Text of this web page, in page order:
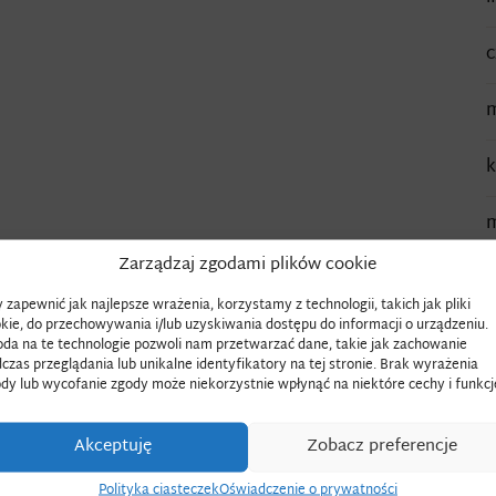
Zarządzaj zgodami plików cookie
zapewnić jak najlepsze wrażenia, korzystamy z technologii, takich jak pliki
do przechowywania i/lub uzyskiwania dostępu do informacji o urządzeniu.
na te technologie pozwoli nam przetwarzać dane, takie jak zachowanie
przeglądania lub unikalne identyfikatory na tej stronie. Brak wyrażenia
lub wycofanie zgody może niekorzystnie wpłynąć na niektóre cechy i
Akceptuję Zobacz preferencje
Polityka ciasteczekOświadczenie o prywatności